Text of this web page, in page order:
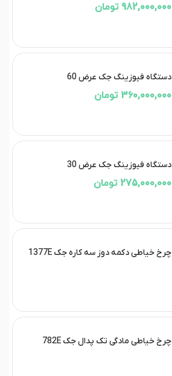
982,000,000 تومان
دستگاه فیوزینگ جک عرض 60
360,000,000 تومان
دستگاه فیوزینگ جک عرض 30
275,000,000 تومان
چرخ خیاطی دکمه دوز سه کاره جک 1377E
چرخ خیاطی مادگی تک پدال جک 782E